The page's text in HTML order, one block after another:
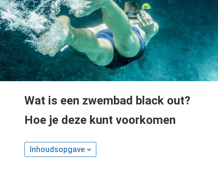
Wat is een zwembad black out?
Hoe je deze kunt voorkomen
Inhoudsopgave